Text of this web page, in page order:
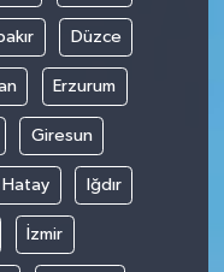
Düzce
Erzurum
Giresun
Hatay Iğdır
İzmir